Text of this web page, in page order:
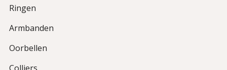
Ringen
Armbanden
Oorbellen